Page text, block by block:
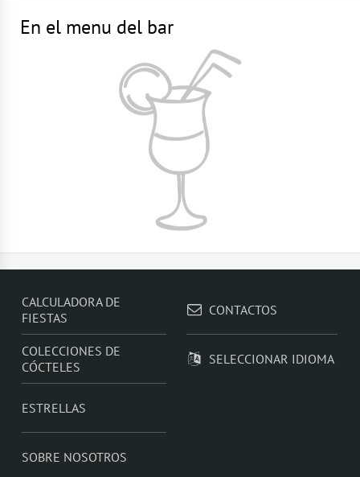
En el menu del bar
CALCULADORA DE
FIESTAS
COLECCIONES DE
CÓCTELES
ESTRELLAS
SOBRE NOSOTROS
CONTACTOS
SELECCIONAR IDIOMA